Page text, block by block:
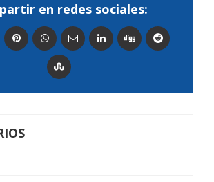
en redes sociales: